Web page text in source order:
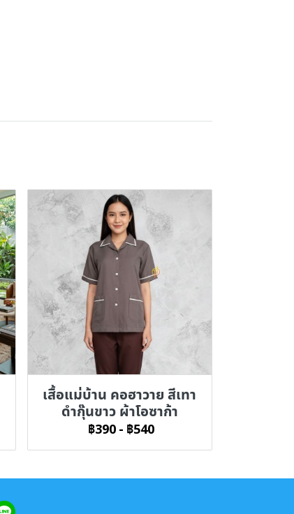
เสื้อแม่บ้าน คอฮาวาย สีเทา
ดำกุ๊นขาว ผ้าโอซาก้า
฿390 - ฿540